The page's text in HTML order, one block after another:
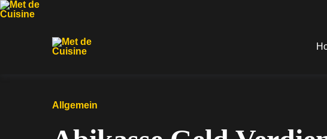
Hauptnavigation
Allgemein